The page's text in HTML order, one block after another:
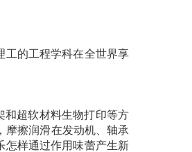
工的工程学科在全世界享
和超软材料生物打印等方
摩擦润滑在发动机、轴承
怎样通过作用味蕾产生新